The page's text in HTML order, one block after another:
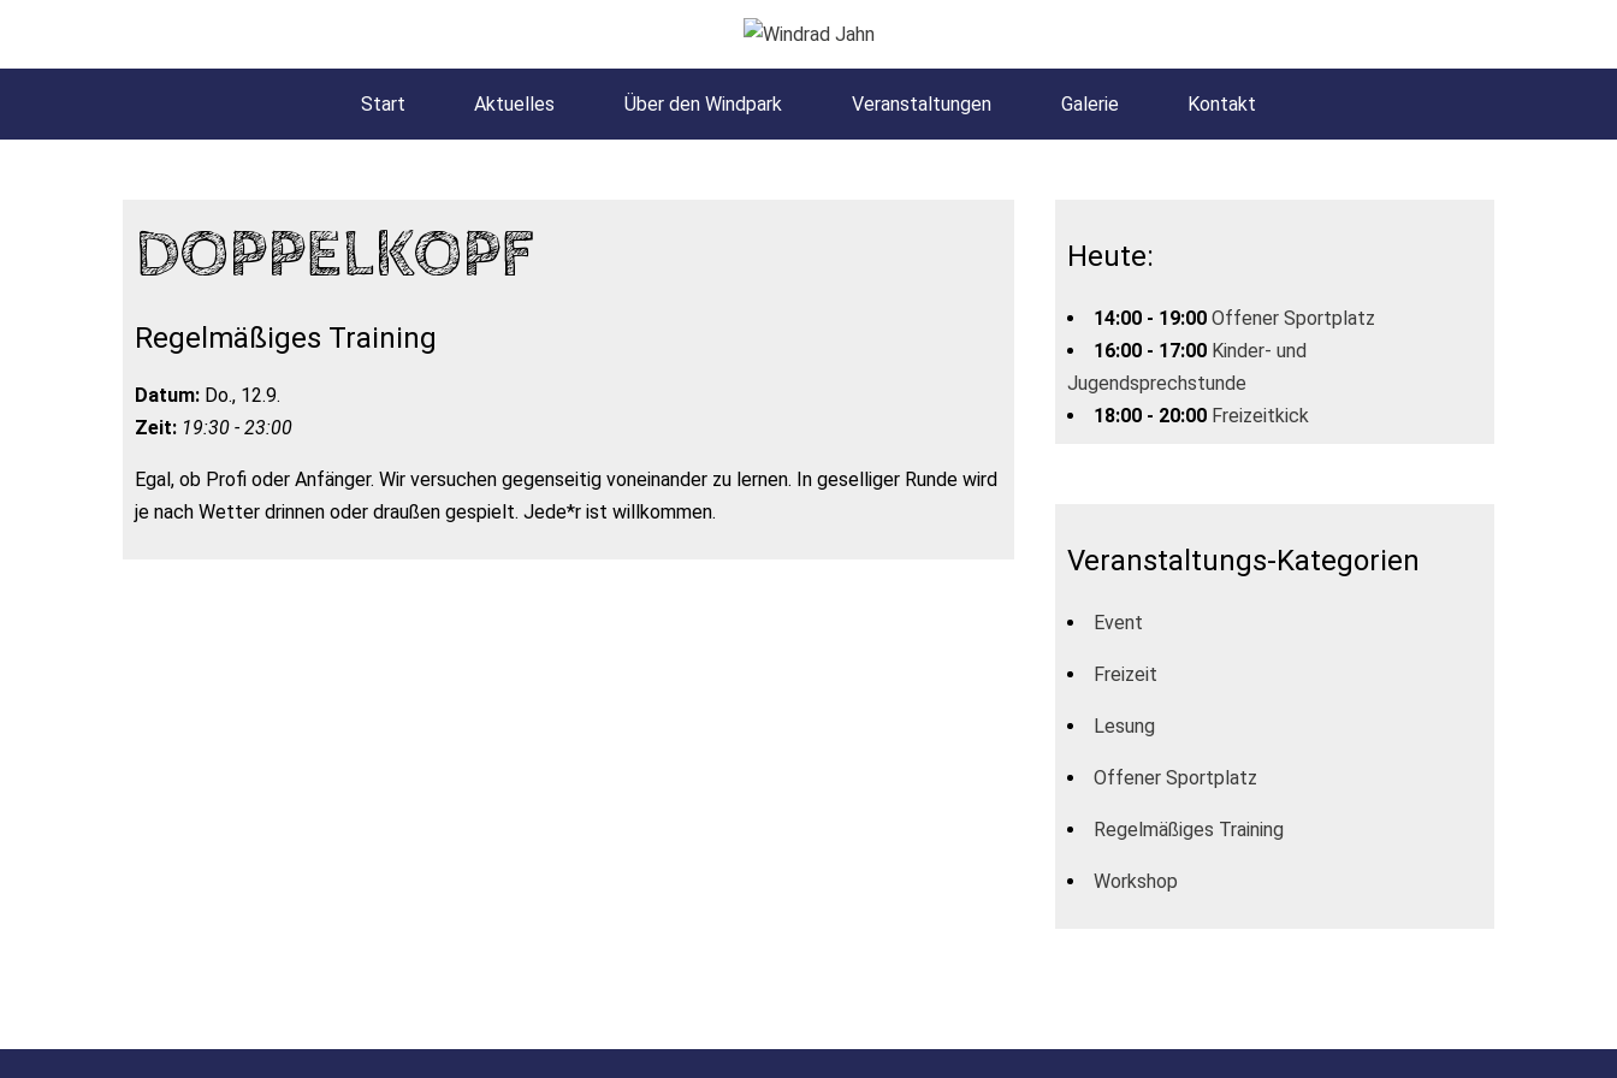
Start Aktuelles Über den Windpark Veranstaltungen Galerie Kontakt
DOPPELKOPF
Regelmäßiges Training
Datum: Do., 12.9.
Zeit: 19:30 - 23:00
Egal, ob Profi oder Anfänger. Wir versuchen gegenseitig voneinander zu lernen. In geselliger Runde wird
je nach Wetter drinnen oder draußen gespielt. Jede*r ist willkommen.
Heute:
14:00 - 19:00 Offener Sportplatz
16:00 - 17:00 Kinder- und
Jugendsprechstunde
18:00 - 20:00 Freizeitkick
Veranstaltungs-Kategorien
Event
Freizeit
Lesung
Offener Sportplatz
Regelmäßiges Training
Workshop